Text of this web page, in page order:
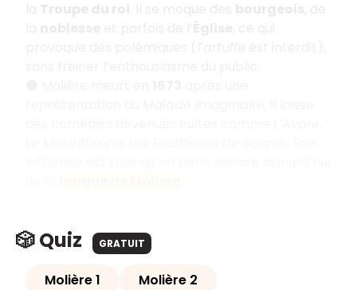
🎲 Quiz GRATUIT
Molière 1 Molière 2